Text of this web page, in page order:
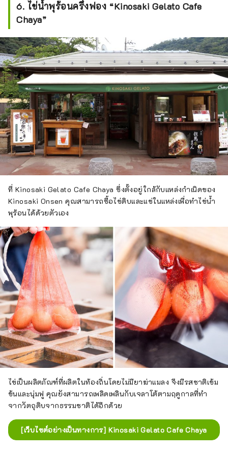
6. ไข่น้ำพุร้อนครึ่งฟอง “Kinosaki Gelato Cafe
Chaya”
ที่ Kinosaki Gelato Cafe Chaya ซึ่งตั้งอยู่ใกล้กับแหล่งกำเนิดของ
Kinosaki Onsen คุณสามารถซื้อไข่ดิบและแช่ในแหล่งเพื่อทำไข่น้ำ
พุร้อนได้ด้วยตัวเอง
ไข่เป็นผลิตภัณฑ์ที่ผลิตในท้องถิ่นโดยไม่มียาฆ่าแมลง จึงมีรสชาติเข้ม
ข้นและนุ่มฟู คุณยังสามารถเพลิดเพลินกับเจลาโต้ตามฤดูกาลที่ทำ
จากวัตถุดิบจากธรรมชาติได้อีกด้วย
[เว็บไซต์อย่างเป็นทางการ] Kinosaki Gelato Cafe Chaya